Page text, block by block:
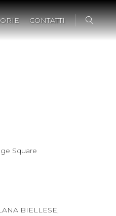
CONTATTI
Square
BIELLESE,